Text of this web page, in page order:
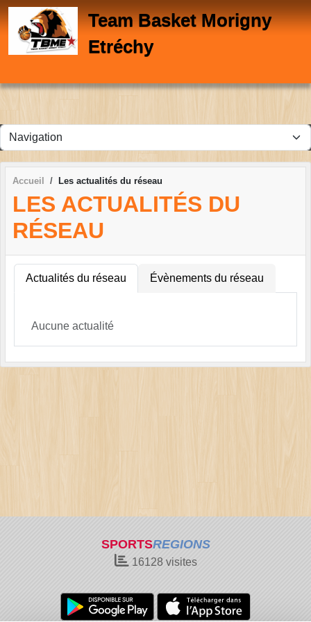
Team Basket Morigny
Etréchy
Accueil Les actualités du réseau
LES ACTUALITÉS DU
RÉSEAU
Actualités du réseau Évènements du réseau
Aucune actualité
SPORTSREGIONS
16128visites
Panneau de gestion des cookies